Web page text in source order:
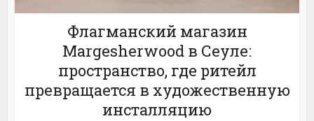
Флагманский магазин
Margesherwood в Сеуле:
пространство, где ритейл
превращается в художественную
инсталляцию